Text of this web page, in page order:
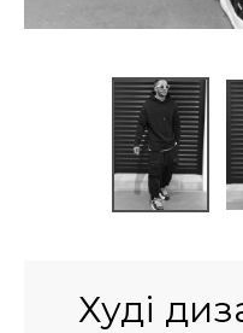
Худі